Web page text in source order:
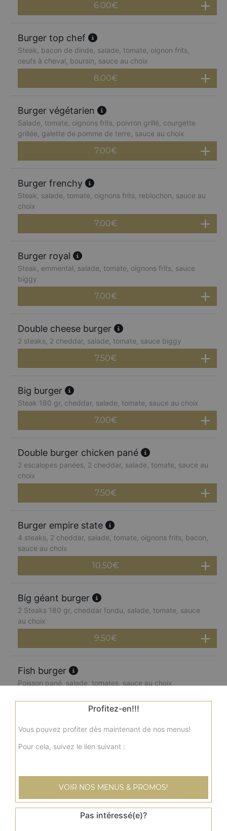
6.00€
Burger top chef
Steak, bacon de dinde, salade, tomate, oignon frits,
oeufs à cheval, boursin, sauce au choix
8.00€
Burger végétarien
Salade, tomate, oignons frits, poivron grillé, courgette
grillée, galette de pomme de terre, sauce au choix
7.00€
Burger frenchy
Steak, salade, tomate, oignons frits, reblochon, sauce au
choix
7.00€
Burger royal
Steak, emmental, salade, tomate, oignons frits, sauce
biggy
7.00€
Double cheese burger
2 steaks, 2 cheddar, salade, tomate, sauce biggy
7.50€
Big burger
Steak 180 gr, cheddar, salade, tomate, sauce au choix
7.00€
Double burger chicken pané
2 escalopes panées, 2 cheddar, salade, tomate, sauce au
choix
7.50€
Burger empire state
4 steaks, 2 cheddar, salade, tomate, oignons frits, bacon,
sauce au choix
10.50€
Big géant burger
2 Steaks 180 gr, cheddar fondu, salade, tomate, sauce
au choix
9.50€
Fish burger
Poisson pané, salade, tomates, sauce au choix
6.00€
Double fish burger
2 poissons panés, salade, tomates, sauce au choix
Steak, cheddar fondu, salade, tomate, sauce au choix +
frites + 1 boisson 33 cl
Profitez-en!!!
Vous pouvez profiter dès maintenant de nos menus!
Pour cela, suivez le lien suivant :
VOIR NOS MENUS & PROMOS!
Pas intéressé(e)?